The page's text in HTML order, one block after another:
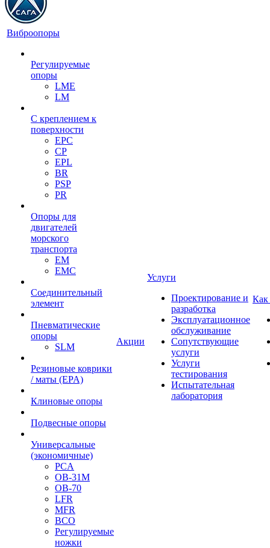
Виброопоры
Регулируемые
опоры
LME
LM
С креплением к
поверхности
EPC
CP
EPL
BR
PSP
PR
Опоры для
двигателей
морского
транспорта
EM
EMC
Cоединительный
элемент
Пневматические
опоры
SLM
Резиновые коврики
/ маты (EPA)
Клиновые опоры
Подвесные опоры
Универсальные
(экономичные)
PCA
ОВ-31М
OB-70
LFR
MFR
ВСО
Регулируемые
ножки
Акции
Услуги
Проектирование и
разработка
Эксплуатационное
обслуживание
Сопутствующие
услуги
Услуги
тестирования
Испытательная
лаборатория
Как